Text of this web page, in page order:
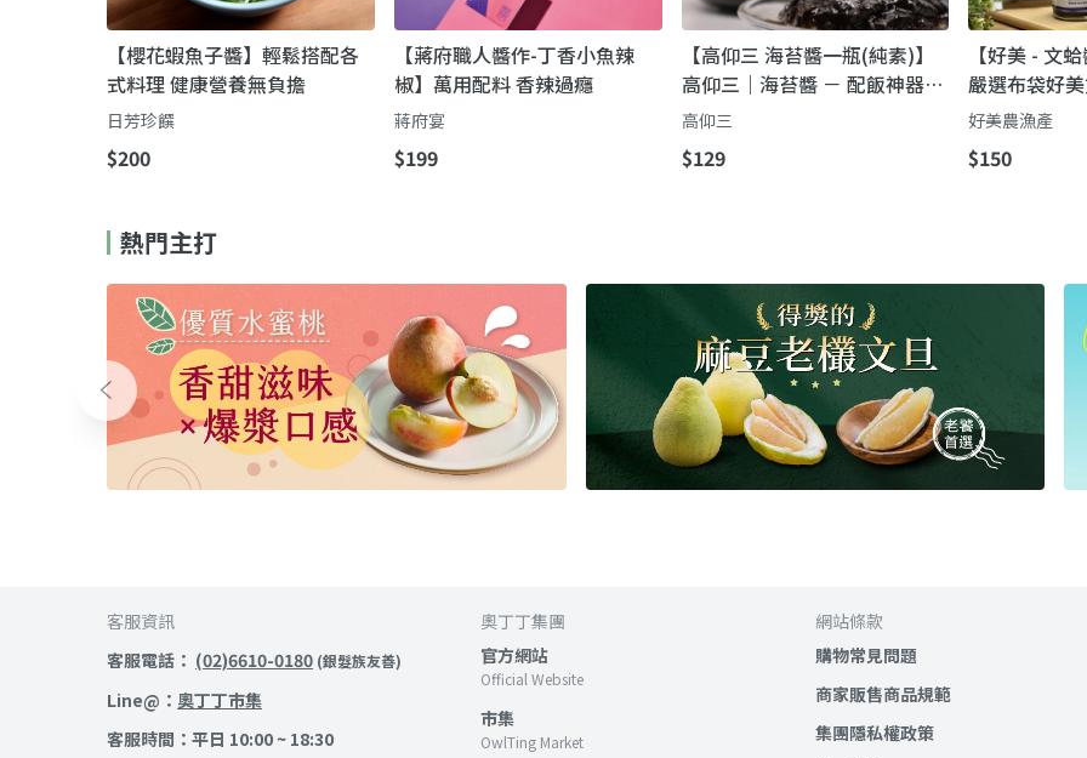
【櫻花蝦魚子醬】輕鬆搭配各
式料理 健康營養無負擔
日芳珍饌
$200
【蔣府職人醬作-丁香小魚辣
椒】萬用配料 香辣過癮
蔣府宴
$199
【高仰三 海苔醬一瓶(純素)】
高仰三｜海苔醬 － 配飯神器・
一拌就開胃
高仰三
$129
【好美 - 文
嚴選布袋好
回甘的職人
匙提味
好美農漁產
$150
熱門主打
客服資訊
客服電話： (02)6610-0180 (銀髮族友善)
Line@： 奧丁丁市集
客服時間：平日 10:00 ~ 18:30
奧丁丁集團
官方網站
Official Website
市集
OwlTing Market
網站條款
購物常見問題
商家販售商品規範
集團隱私權政策